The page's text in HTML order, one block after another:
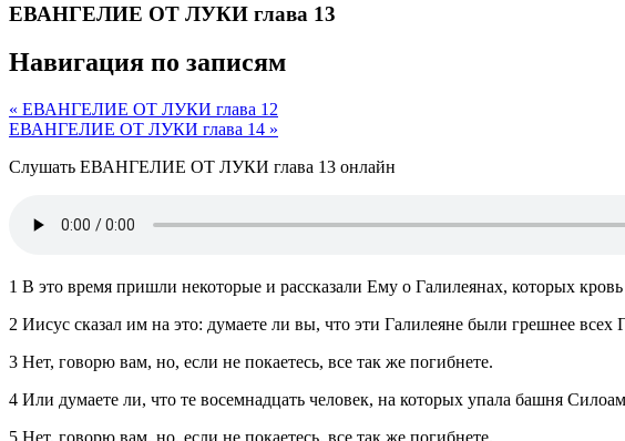
ЕВАНГЕЛИЕ ОТ ЛУКИ глава 13
Навигация по записям
« ЕВАНГЕЛИЕ ОТ ЛУКИ глава 12
ЕВАНГЕЛИЕ ОТ ЛУКИ глава 14 »
Слушать ЕВАНГЕЛИЕ ОТ ЛУКИ глава 13 онлайн
1 В это время пришли некоторые и рассказали Ему о Галилеянах, которых
2 Иисус сказал им на это: думаете ли вы, что эти Галилеяне были грешнее всех
3 Нет, говорю вам, но, если не покаетесь, все так же погибнете.
4 Или думаете ли, что те восемнадцать человек, на которых упала башня